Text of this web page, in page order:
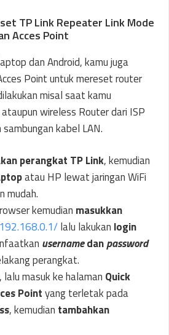
TP Link Repeater Link Mode
Acces Point
dan Android, kamu juga
Point untuk mereset router
misal saat kamu
wireless Router dari ISP
kabel LAN.
perangkat TP Link, kemudian
atau HP lewat jaringan WiFi
mudah.
kemudian masukkan
lalu lakukan login
usernamedanpassword
perangkat.
, lalu masuk ke halaman Quick
Pointyang terletak pada
, kemudian tambahkan